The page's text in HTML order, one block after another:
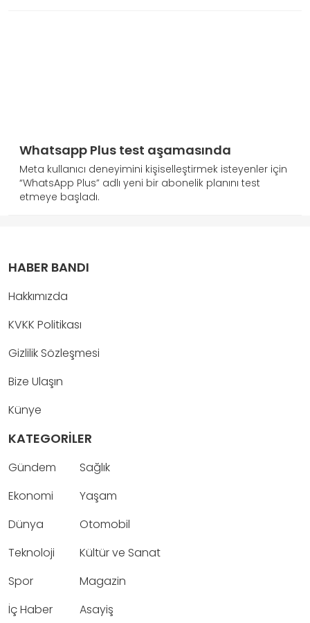
Whatsapp Plus test aşamasında
Meta kullanıcı deneyimini kişiselleştirmek isteyenler için
“WhatsApp Plus” adlı yeni bir abonelik planını test
etmeye başladı.
HABER BANDI
Hakkımızda
KVKK Politikası
Gizlilik Sözleşmesi
Bize Ulaşın
Künye
KATEGORİLER
Gündem
Ekonomi
Dünya
Teknoloji
Spor
İç Haber
Sağlık
Yaşam
Otomobil
Kültür ve Sanat
Magazin
Asayiş